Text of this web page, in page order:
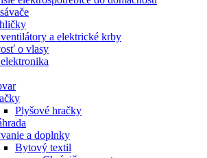
a elektrické krby
o vlasy
Plyšové hračky
a doplnky
Bytový textil